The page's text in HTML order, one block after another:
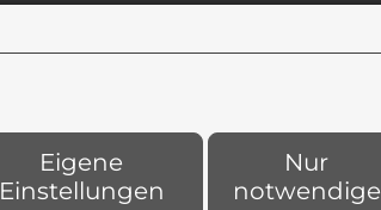
Eigene
Einstellungen
Nur
notwendige